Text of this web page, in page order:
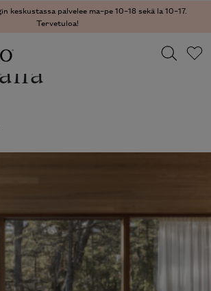
keskustassa palvelee ma–pe 10–18 sekä la 10–17.
Tervetuloa!
for results.